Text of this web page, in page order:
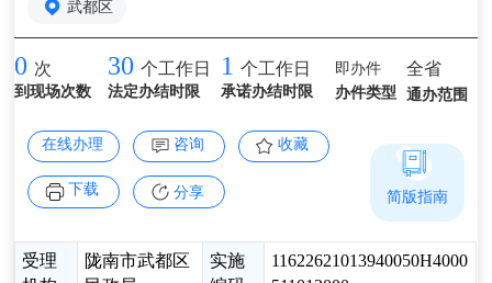
武都区
0 次
到现场次数
30 个工作日
法定办结时限
1 个工作日
承诺办结时限
即办件
办件类型
全省
通办范围
在线办理 咨询 收藏
下载 分享
受理
陇南市武都区
实施
11622621013940050H4000
简版指南